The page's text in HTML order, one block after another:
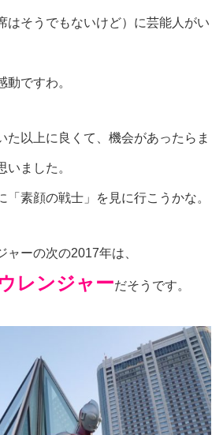
はそうでもないけど）に芸能人がい
動ですわ。
た以上に良くて、機会があったらま
いました。
「素顔の戦士」を見に行こうかな。
ーの次の2017年は、
レンジャーだそうです。